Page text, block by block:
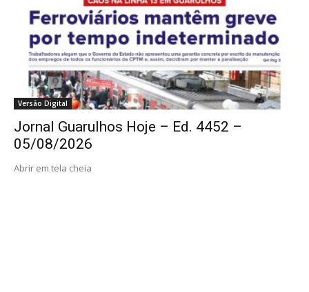
Versão Digital
Jornal Guarulhos Hoje – Ed. 4452 –
05/08/2026
Abrir em tela cheia